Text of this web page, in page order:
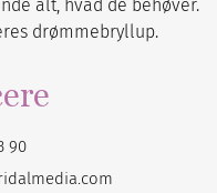
alt, hvad de behøver.
drømmebryllup.
90